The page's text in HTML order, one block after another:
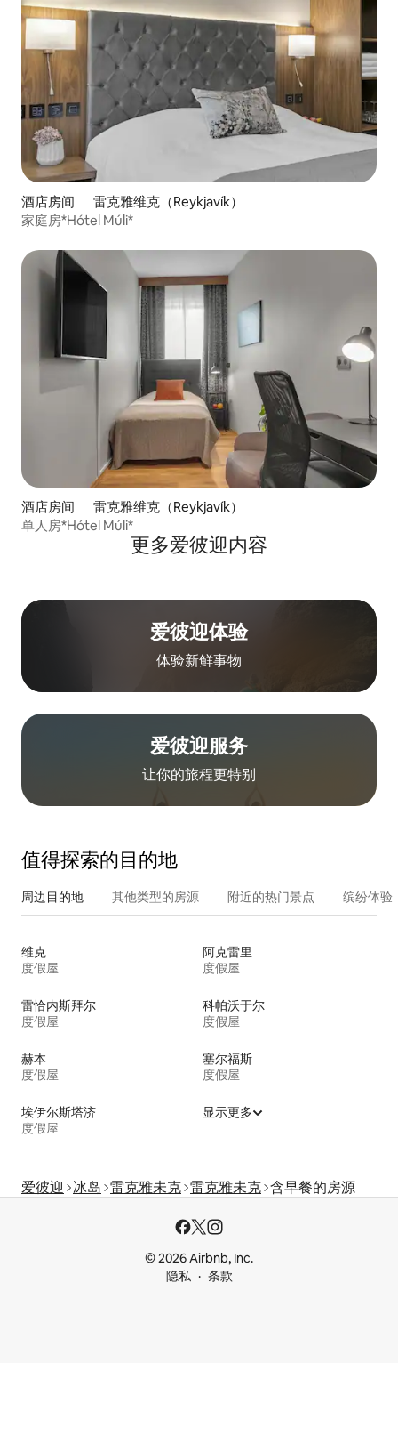
酒店房间 ｜ 雷克雅维克（Reykjavík）
家庭房*Hótel Múli*
酒店房间 ｜ 雷克雅维克（Reykjavík）
单人房*Hótel Múli*
更多爱彼迎内容
爱彼迎体验
体验新鲜事物
爱彼迎服务
让你的旅程更特别
值得探索的目的地
周边目的地 其他类型的房源 附近的热门景点 缤纷体验
维克
度假屋
阿克雷里
度假屋
雷恰内斯拜尔
度假屋
科帕沃于尔
度假屋
赫本
度假屋
塞尔福斯
度假屋
埃伊尔斯塔济
度假屋
显示更多
爱彼迎 冰岛 雷克雅未克 雷克雅未克 含早餐的房源
© 2026 Airbnb, Inc.
隐私
条款